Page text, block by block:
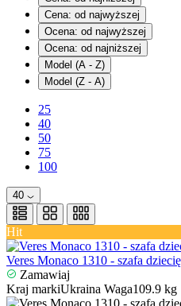
Cena: od najwyższej
Ocena: od najwyższej
Ocena: od najniższej
Model (A - Z)
Model (Z - A)
25
40
50
75
100
40
Hit
Veres Monaco 1310 - szafa
Zamawiaj
Kraj markiUkraina Waga109.9 kg